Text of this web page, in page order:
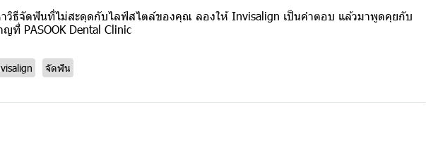
วิธีจัดฟันที่ไม่สะดุดกับไลฟ์สไตล์ของคุณ ลองให้ Invisalign เป็นคำตอบ แล้วมาพูดคุยกับ
ที่ PASOOK Dental Clinic
จัดฟัน